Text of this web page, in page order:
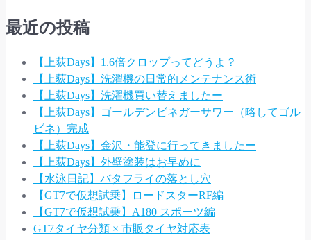
最近の投稿
【上荻Days】1.6倍クロップってどうよ？
【上荻Days】洗濯機の日常的メンテナンス術
【上荻Days】洗濯機買い替えましたー
【上荻Days】ゴールデンビネガーサワー（略してゴル
ビネ）完成
【上荻Days】金沢・能登に行ってきましたー
【上荻Days】外壁塗装はお早めに
【水泳日記】バタフライの落とし穴
【GT7で仮想試乗】ロードスターRF編
【GT7で仮想試乗】A180 スポーツ編
GT7タイヤ分類 × 市販タイヤ対応表